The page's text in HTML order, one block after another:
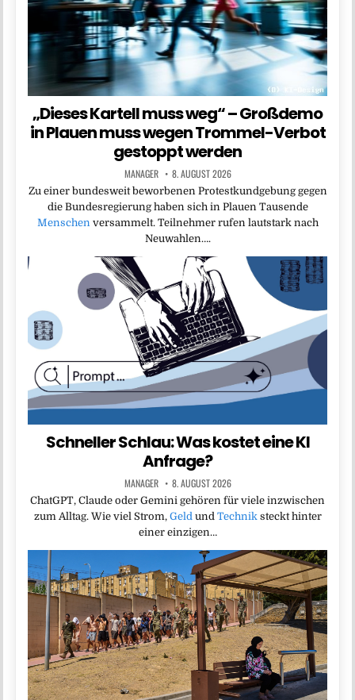
„Dieses Kartell muss weg“ – Großdemo
in Plauen muss wegen Trommel-Verbot
gestoppt werden
MANAGER 8. AUGUST 2026
Zu einer bundesweit beworbenen Protestkundgebung gegen
die Bundesregierung haben sich in Plauen Tausende
Menschen versammelt. Teilnehmer rufen lautstark nach
Neuwahlen….
Schneller Schlau: Was kostet eine KI
Anfrage?
MANAGER 8. AUGUST 2026
ChatGPT, Claude oder Gemini gehören für viele inzwischen
zum Alltag. Wie viel Strom, Geld und Techniksteckt hinter
einer einzigen…